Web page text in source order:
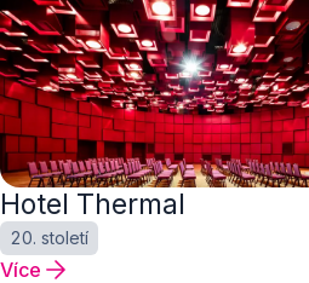
Hotel Thermal
20. století
Více